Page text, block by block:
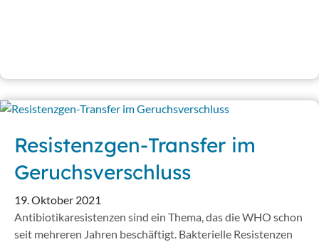
Resistenzgen-Transfer im
Geruchsverschluss
19. Oktober 2021
Antibiotikaresistenzen sind ein Thema, das die WHO schon
seit mehreren Jahren beschäftigt. Bakterielle Resistenzen